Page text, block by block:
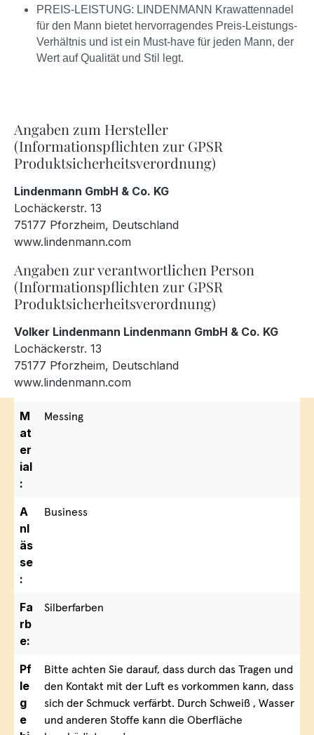
PREIS-LEISTUNG: LINDENMANN Krawattennadel
für den Mann bietet hervorragendes Preis-Leistungs-
Verhältnis und ist ein Must-have für jeden Mann, der
Wert auf Qualität und Stil legt.
Angaben zum Hersteller
(Informationspflichten zur GPSR
Produktsicherheitsverordnung)
Lindenmann GmbH & Co. KG
Lochäckerstr. 13
75177 Pforzheim, Deutschland
www.lindenmann.com
Angaben zur verantwortlichen Person
(Informationspflichten zur GPSR
Produktsicherheitsverordnung)
Volker Lindenmann Lindenmann GmbH & Co. KG
Lochäckerstr. 13
75177 Pforzheim, Deutschland
www.lindenmann.com
M
at
er
ial
:
Messing
A
nl
äs
se
:
Business
Fa
rb
e:
Silberfarben
Pf
le
g
e
Bitte achten Sie darauf, dass durch das Tragen und
den Kontakt mit der Luft es vorkommen kann, dass
sich der Schmuck verfärbt. Durch Schweiß , Wasser
und anderen Stoffe kann die Oberfläche